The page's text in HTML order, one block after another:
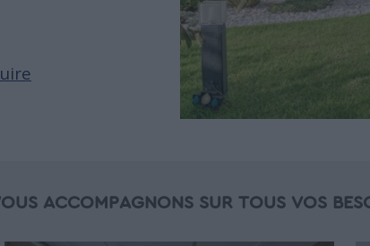
ACCOMPAGNONS SUR TOUS VOS